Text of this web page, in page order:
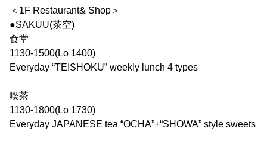
＜1F Restaurant& Shop＞
●SAKUU(茶空)
食堂
1130-1500(Lo 1400)
Everyday “TEISHOKU” weekly lunch 4 types
喫茶
1130-1800(Lo 1730)
Everyday JAPANESE tea “OCHA”+“SHOWA” style sweets